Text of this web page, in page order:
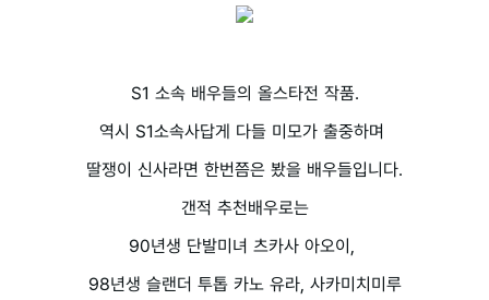
S1 소속 배우들의 올스타전 작품.
역시 S1소속사답게 다들 미모가 출중하며
딸쟁이 신사라면 한번쯤은 봤을 배우들입니다.
갠적 추천배우로는
90년생 단발미녀 츠카사 아오이,
98년생 슬랜더 투톱 카노 유라, 사카미치미루